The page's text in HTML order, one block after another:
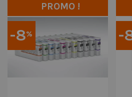
-8%
PROMO !
-